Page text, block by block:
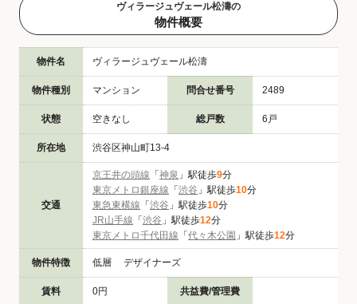
ヴィラージュヴェール松濤の
物件概要
物件名 ヴィラージュヴェール松濤
物件種別 マンション 問合せ番号 2489
状態 空きなし 総戸数 6戸
所在地 渋谷区神山町13-4
交通
京王井の頭線 「 神泉 」駅徒歩9分
東京メトロ銀座線 「 渋谷 」駅徒歩10分
東急東横線 「 渋谷 」駅徒歩10分
JR山手線 「 渋谷 」駅徒歩12分
東京メトロ千代田線 「 代々木公園 」駅徒歩12分
物件特徴 低層 デザイナーズ
賃料 0円 共益費/管理費